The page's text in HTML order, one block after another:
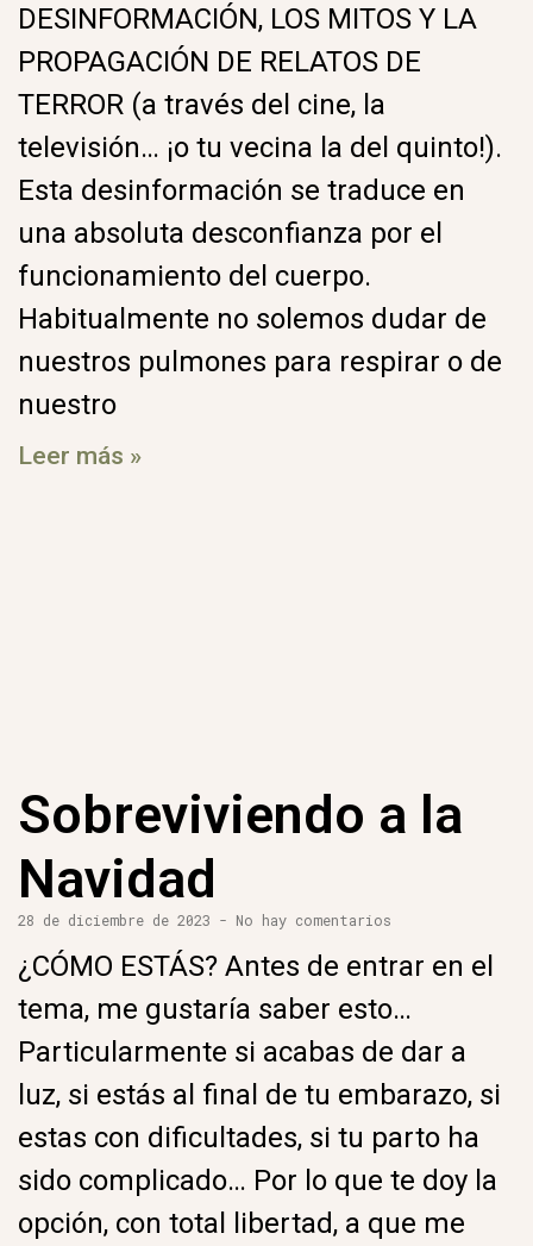
DESINFORMACIÓN, LOS MITOS Y LA
PROPAGACIÓN DE RELATOS DE
TERROR (a través del cine, la
televisión… ¡o tu vecina la del quinto!).
Esta desinformación se traduce en
una absoluta desconfianza por el
funcionamiento del cuerpo.
Habitualmente no solemos dudar de
nuestros pulmones para respirar o de
nuestro
Leer más »
Sobreviviendo a la
Navidad
28 de diciembre de 2023 No hay comentarios
¿CÓMO ESTÁS? Antes de entrar en el
tema, me gustaría saber esto…
Particularmente si acabas de dar a
luz, si estás al final de tu embarazo, si
estas con dificultades, si tu parto ha
sido complicado… Por lo que te doy la
opción, con total libertad, a que me